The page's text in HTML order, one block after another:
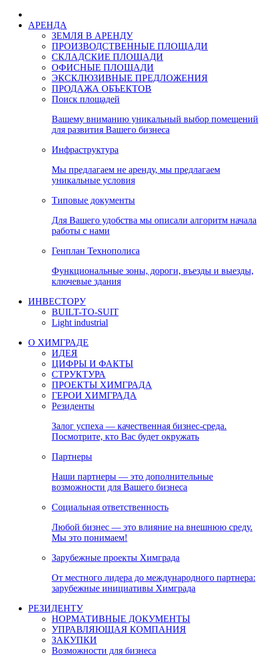
АРЕНДА
ЗЕМЛЯ В АРЕНДУ
ПРОИЗВОДСТВЕННЫЕ ПЛОЩАДИ
СКЛАДСКИЕ ПЛОЩАДИ
ОФИСНЫЕ ПЛОЩАДИ
ЭКСКЛЮЗИВНЫЕ ПРЕДЛОЖЕНИЯ
ПРОДАЖА ОБЪЕКТОВ
Поиск площадей
Вашему вниманию уникальный выбор помещений
для развития Вашего бизнеса
Инфраструктура
Мы предлагаем не аренду, мы предлагаем
уникальные условия
Типовые документы
Для Вашего удобства мы описали алгоритм начала
работы с нами
Генплан Технополиса
Функциональные зоны, дороги, въезды и выезды,
ключевые здания
ИНВЕСТОРУ
BUILT-TO-SUIT
Light industrial
О ХИМГРАДЕ
ИДЕЯ
ЦИФРЫ И ФАКТЫ
СТРУКТУРА
ПРОЕКТЫ ХИМГРАДА
ГЕРОИ ХИМГРАДА
Резиденты
Залог успеха — качественная бизнес-среда.
Посмотрите, кто Вас будет окружать
Партнеры
Наши партнеры — это дополнительные
возможности для Вашего бизнеса
Социальная ответственность
Любой бизнес — это влияние на внешнюю среду.
Мы это понимаем!
Зарубежные проекты Химграда
От местного лидера до международного партнера:
зарубежные инициативы Химграда
РЕЗИДЕНТУ
НОРМАТИВНЫЕ ДОКУМЕНТЫ
УПРАВЛЯЮЩАЯ КОМПАНИЯ
ЗАКУПКИ
Возможности для бизнеса